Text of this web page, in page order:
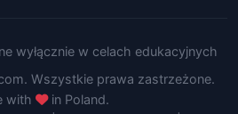
wyłącznie w celach edukacyjnych
Wszystkie prawa zastrzeżone.
with
in Poland.